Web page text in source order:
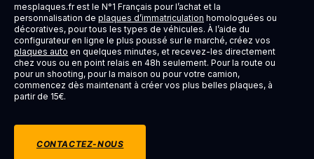
mesplaques.fr est le N°1 Français pour l’achat et la
personnalisation de plaques d’immatriculation homologuées ou
décoratives, pour tous les types de véhicules. À l’aide du
configurateur en ligne le plus poussé sur le marché, créez vos
plaques auto en quelques minutes, et recevez-les directement
chez vous ou en point relais en 48h seulement. Pour la route ou
pour un shooting, pour la maison ou pour votre camion,
commencez dès maintenant à créer vos plus belles plaques, à
partir de 15€.
CONTACTEZ-NOUS